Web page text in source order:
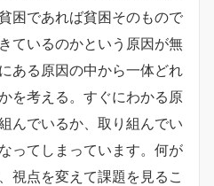
困であれば貧困そのもので
ているのかという原因が無
ある原因の中から一体どれ
を考える。すぐにわかる原
んでいるか、取り組んでい
ってしまっています。何が
視点を変えて課題を見るこ